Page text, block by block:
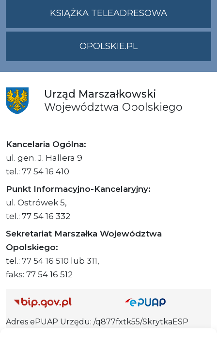
KSIĄŻKA TELEADRESOWA
OPOLSKIE.PL
Urząd Marszałkowski
Województwa Opolskiego
Kancelaria Ogólna:
ul. gen. J. Hallera 9
tel.: 77 54 16 410
Punkt Informacyjno-Kancelaryjny:
ul. Ostrówek 5,
tel.: 77 54 16 332
Sekretariat Marszałka Województwa
Opolskiego:
tel.: 77 54 16 510 lub 311,
faks: 77 54 16 512
Adres ePUAP Urzędu: /q877fxtk55/SkrytkaESP